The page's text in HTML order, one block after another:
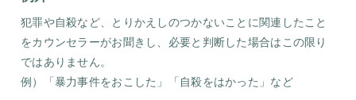
犯罪や自殺など、とりかえしのつかないことに関連したこと
をカウンセラーがお聞きし、必要と判断した場合はこの限り
ではありません。
例）「暴力事件をおこした」「自殺をはかった」など